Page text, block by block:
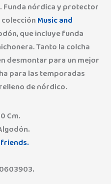
Funda nórdica y protector
colecciónMusic and
que incluye funda
Tanto la colcha
desmontar para un mejor
para las temporadas
de nórdico.
Cm.